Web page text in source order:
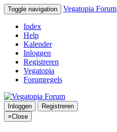
Toggle navigation Vegatopia Forum
Index
Help
Kalender
Inloggen
Registreren
Vegatopia
Forumregels
Inloggen
Registreren
×Close